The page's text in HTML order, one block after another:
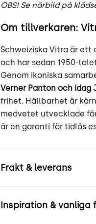
OBS! Se närbild på
Om tillverkaren:
Schweiziska Vitra är
och har sedan 1950-
Genom ikoniska
Verner Panton och idag
frihet. Hållbarhet är
medvetet utvecklade
är en garanti för tidlös
Frakt & leverans
Inspiration & vanliga